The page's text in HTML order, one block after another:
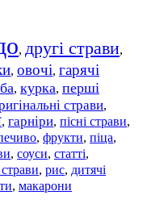
, другі страви,
, овочі, гарячі
, курка, перші
страви,
, гарніри, пісні страви,
, фрукти, піца,
, соуси, статті,
, рис, дитячі
, макарони